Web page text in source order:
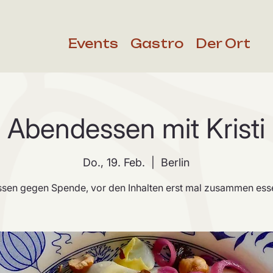
Events Gastro Der Ort
Abendessen mit Kristi
Do., 19. Feb. Berlin
gegen Spende, vor den Inhalten erst mal zusammen